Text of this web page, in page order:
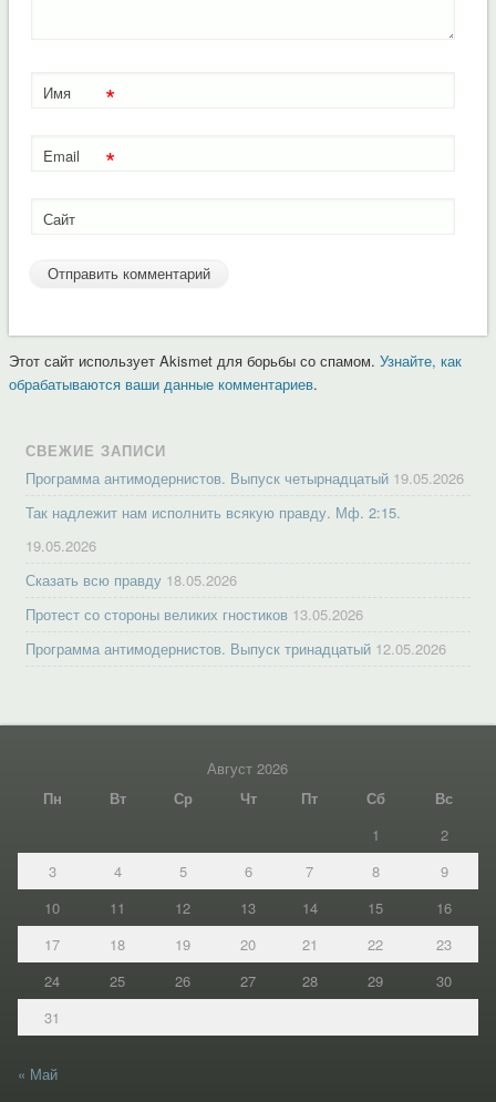
Имя *
Email *
Сайт
Этот сайт использует Akismet для борьбы со спамом. Узнайте, как
обрабатываются ваши данные комментариев.
СВЕЖИЕ ЗАПИСИ
Программа антимодернистов. Выпуск четырнадцатый 19.05.2026
Так надлежит нам исполнить всякую правду. Мф. 2:15.
19.05.2026
Сказать всю правду 18.05.2026
Протест со стороны великих гностиков 13.05.2026
Программа антимодернистов. Выпуск тринадцатый 12.05.2026
Август 2026
Пн
Вт Ср Чт Пт Сб
Вс
1
2
3
4 5 6 7 8
9
10
11 12 13 14 15
16
17
18 19 20 21 22
23
24
25 26 27 28 29
30
31
« Май